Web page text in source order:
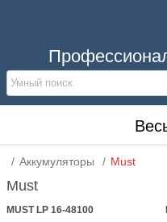
Аккумуляторы Must
Must
MUST LP 16-48100